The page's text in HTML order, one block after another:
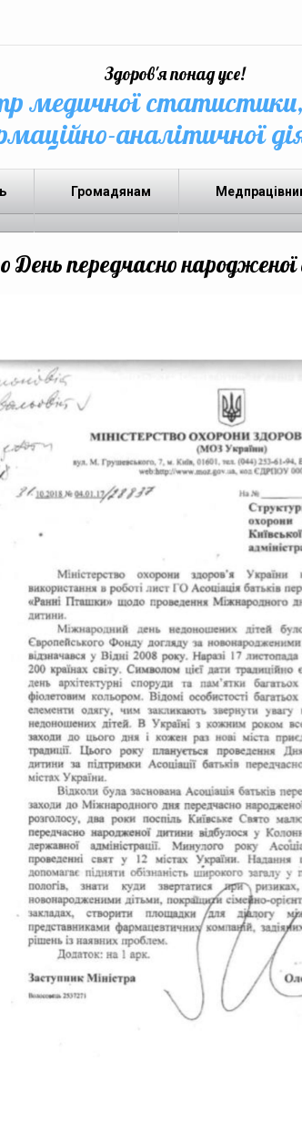
Здоров'я понад усе!
медичної
аналітичної
Громадянам
День передчасно